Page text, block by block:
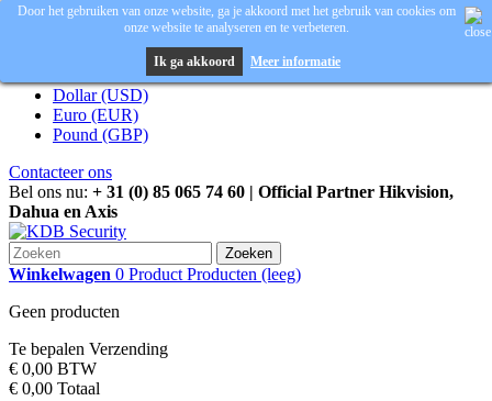
Dollar (USD)
Euro (EUR)
Pound (GBP)
Contacteer ons
Bel ons nu: + 31 (0) 85 065 74 60 | Official Partner Hikvision,
Dahua en Axis
Zoeken
Winkelwagen 0 Product Producten (leeg)
Geen producten
Te bepalen Verzending
€ 0,00 BTW
€ 0,00 Totaal
Door het gebruiken van onze website, ga je akkoord met het gebruik van cookies om
onze website te analyseren en te verbeteren.
Ik ga akkoord Meer informatie